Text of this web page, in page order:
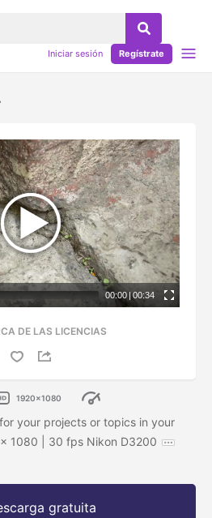
Iniciar sesión Regístrate
00:00 |00:34
DE LAS LICENCIAS
1920x1080
your projects or topics in your
1080 | 30 fps Nikon D3200
gratuita